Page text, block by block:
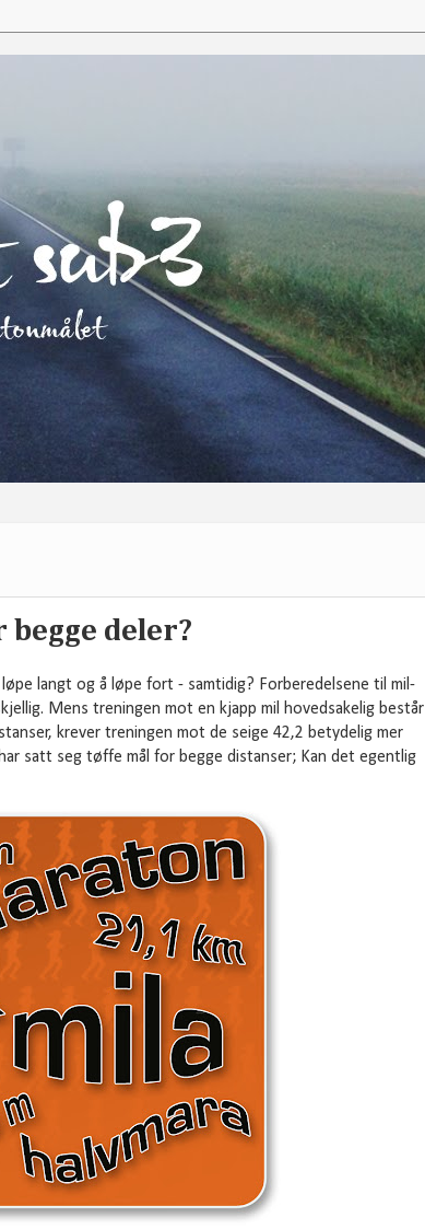
deler?
langt og å løpe fort - samtidig? Forberedelsene til mil-
Mens treningen mot en kjapp mil hovedsakelig består
krever treningen mot de seige 42,2 betydelig mer
satt seg tøffe mål for begge distanser; Kan det egentlig